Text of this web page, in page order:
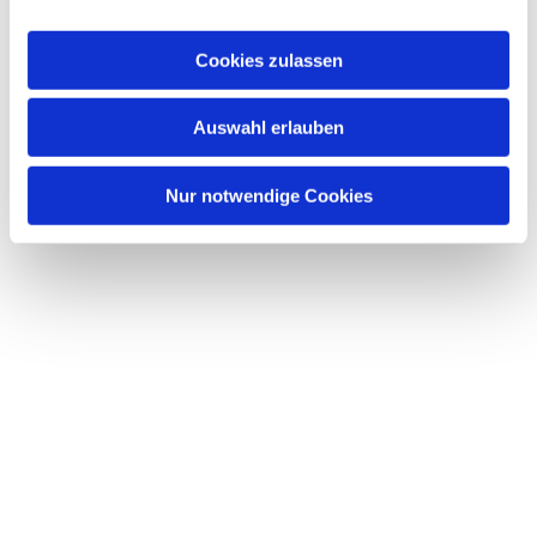
Cookies zulassen
Auswahl erlauben
Nur notwendige Cookies